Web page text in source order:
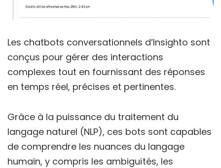
Les chatbots conversationnels d’Insighto sont
conçus pour gérer des interactions
complexes tout en fournissant des réponses
en temps réel, précises et pertinentes.
Grâce à la puissance du traitement du
langage naturel (NLP), ces bots sont capables
de comprendre les nuances du langage
humain, y compris les ambiguïtés, les